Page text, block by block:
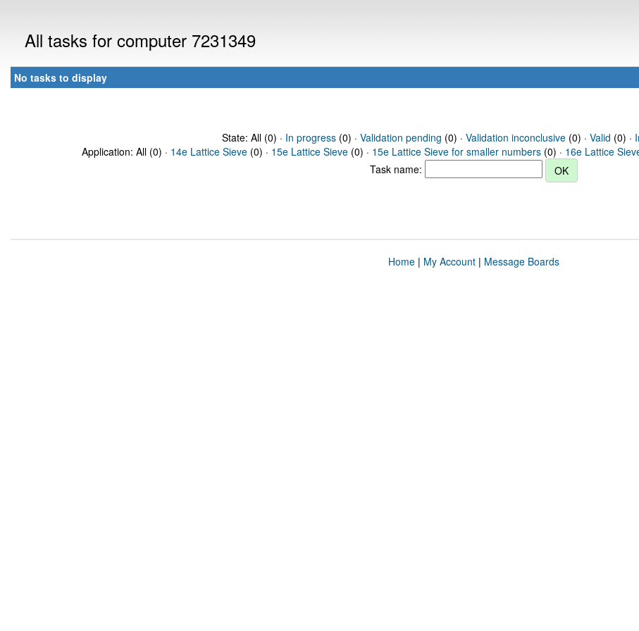
All tasks for computer 7231349
No tasks to display
State: All (0) · In progress(0) · Validation pending (0) · Validation inconclusive(0) · Valid (0) ·
Application: All (0) · 14e Lattice Sieve (0) · 15e Lattice Sieve (0) · 15e Lattice Sieve for smaller numbers (0) · 16e Lattice
Task name:
Home| My Account| Message Boards